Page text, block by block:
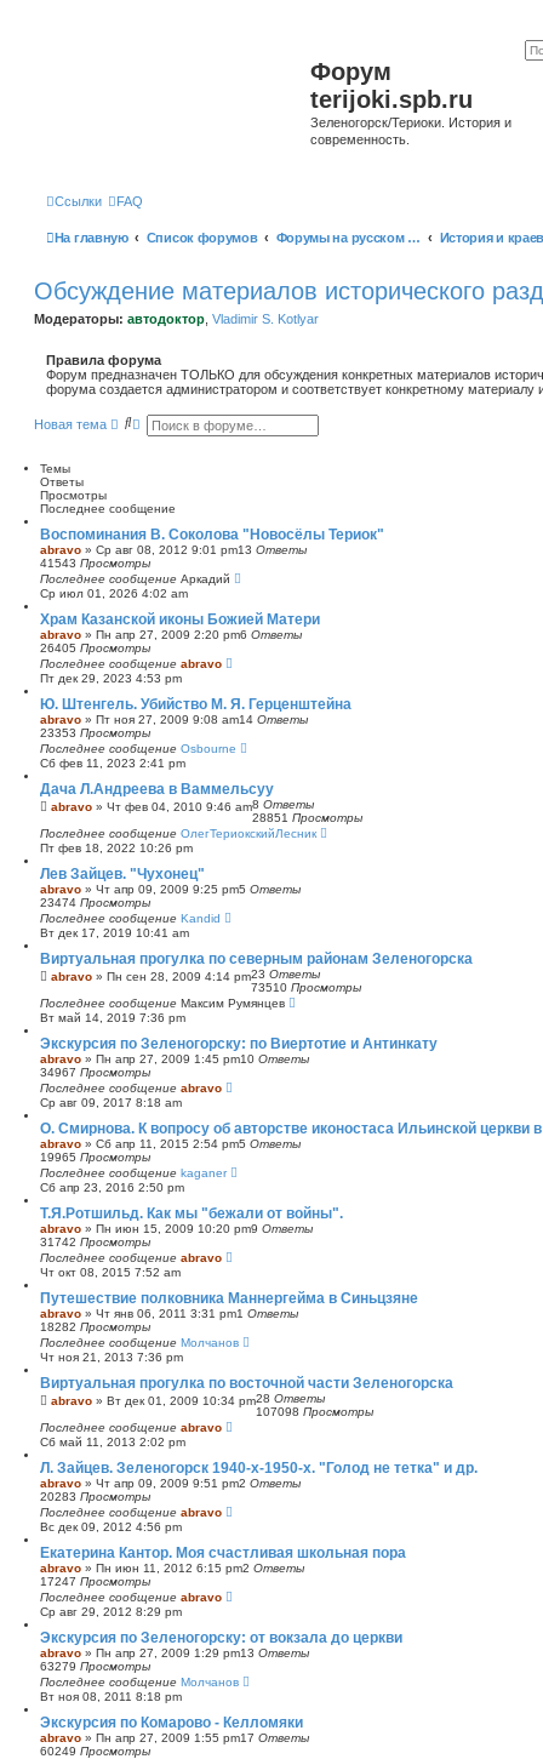
Форум
terijoki.spb.ru
Зеленогорск/Териоки. История и
современность.
Ссылки FAQ
На главную Список форумов Форумы на русском языке
Обсуждение материалов исторического
Модераторы: автодоктор Vladimir S. Kotlyar
Правила форума
Форум предназначен ТОЛЬКО для обсуждения конкретных материалов
форума создается администратором и соответствует конкретному материалу
Новая тема
П Р
е
н
ы
й
п
о
с
к
Темы
Ответы
Просмотры
Последнее сообщение
Воспоминания В. Соколова "Новосёлы Териок"
abravo » Ср авг 08, 2012 9:01 pm13 Ответы
41543 Просмотры
Последнее сообщение Аркадий
Ср июл 01, 2026 4:02 am
Храм Казанской иконы Божией Матери
abravo » Пн апр 27, 2009 2:20 pm6 Ответы
26405 Просмотры
Последнее сообщение abravo
Пт дек 29, 2023 4:53 pm
Ю. Штенгель. Убийство М. Я. Герценштейна
abravo » Пт ноя 27, 2009 9:08 am14 Ответы
23353 Просмотры
Последнее сообщение Osbourne
Сб фев 11, 2023 2:41 pm
Дача Л.Андреева в Ваммельсуу
abravo » Чт фев 04, 2010 9:46 am8 Ответы
28851 Просмотры
Последнее сообщение ОлегТериокскийЛесник
Пт фев 18, 2022 10:26 pm
Лев Зайцев. "Чухонец"
abravo » Чт апр 09, 2009 9:25 pm5 Ответы
23474 Просмотры
Последнее сообщение Kandid
Вт дек 17, 2019 10:41 am
Виртуальная прогулка по северным районам Зеленогорска
abravo » Пн сен 28, 2009 4:14 pm23 Ответы
73510 Просмотры
Последнее сообщение Максим Румянцев
Вт май 14, 2019 7:36 pm
Экскурсия по Зеленогорску: по Виертотие и Антинкату
abravo » Пн апр 27, 2009 1:45 pm10 Ответы
34967 Просмотры
Последнее сообщение abravo
Ср авг 09, 2017 8:18 am
O. Смирнова. К вопросу об авторстве иконостаса Ильинской церкви
abravo » Сб апр 11, 2015 2:54 pm5 Ответы
19965 Просмотры
Последнее сообщение kaganer
Сб апр 23, 2016 2:50 pm
Т.Я.Ротшильд. Как мы "бежали от войны".
abravo » Пн июн 15, 2009 10:20 pm9 Ответы
31742 Просмотры
Последнее сообщение abravo
Чт окт 08, 2015 7:52 am
Путешествие полковника Маннергейма в Синьцзяне
abravo » Чт янв 06, 2011 3:31 pm1 Ответы
18282 Просмотры
Последнее сообщение Молчанов
Чт ноя 21, 2013 7:36 pm
Виртуальная прогулка по восточной части Зеленогорска
abravo » Вт дек 01, 2009 10:34 pm28 Ответы
107098 Просмотры
Последнее сообщение abravo
Сб май 11, 2013 2:02 pm
Л. Зайцев. Зеленогорск 1940-х-1950-х. "Голод не тетка" и др.
abravo » Чт апр 09, 2009 9:51 pm2 Ответы
20283 Просмотры
Последнее сообщение abravo
Вс дек 09, 2012 4:56 pm
Екатерина Кантор. Моя счастливая школьная пора
abravo » Пн июн 11, 2012 6:15 pm2 Ответы
17247 Просмотры
Последнее сообщение abravo
Ср авг 29, 2012 8:29 pm
Экскурсия по Зеленогорску: от вокзала до церкви
abravo » Пн апр 27, 2009 1:29 pm13 Ответы
63279 Просмотры
Последнее сообщение Молчанов
Вт ноя 08, 2011 8:18 pm
Экскурсия по Комарово - Келломяки
abravo » Пн апр 27, 2009 1:55 pm17 Ответы
60249 Просмотры